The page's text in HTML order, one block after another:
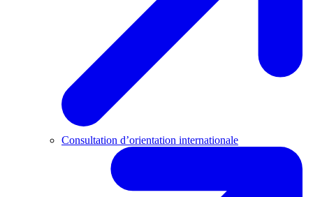
Consultation d’orientation internationale